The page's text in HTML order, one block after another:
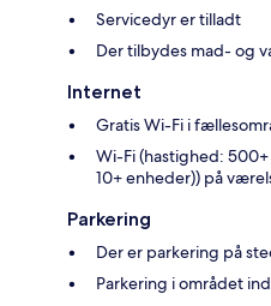
Servicedyr er tilladt
Der tilbydes mad- og
Internet
Gratis Wi-Fi i
Wi-Fi (hastighed:
10+ enheder)) på
Parkering
Der er parkering på
Parkering i området